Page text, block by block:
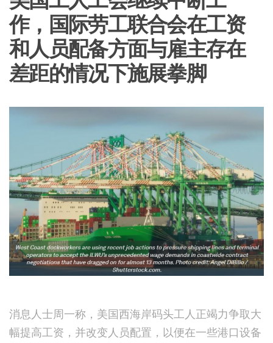
作，国际劳工联合会在工资
和人员配备方面与雇主存在
差距的情况下施展拳脚
消息人士周一称，美国西海岸码头工人正竭力争取大
幅提高工资，并改变人员配置，以便在一些港口设备